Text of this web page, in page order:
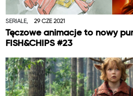
SERIALE, 29 CZE 2021
Tęczowe animacje to nowy
FISH&CHIPS #23